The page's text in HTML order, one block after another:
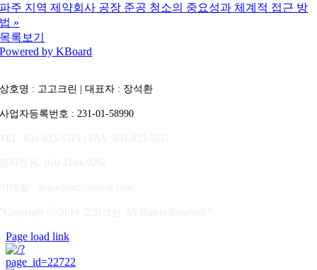
파주 지역 제약회사 공장 준공 청소의 중요성과 체계적 접근 방
법 »
목록보기
Powered by KBoard
상호명 : 고고크린 | 대표자 : 장석환
사업자등록번호 : 231-01-58990
Page load link